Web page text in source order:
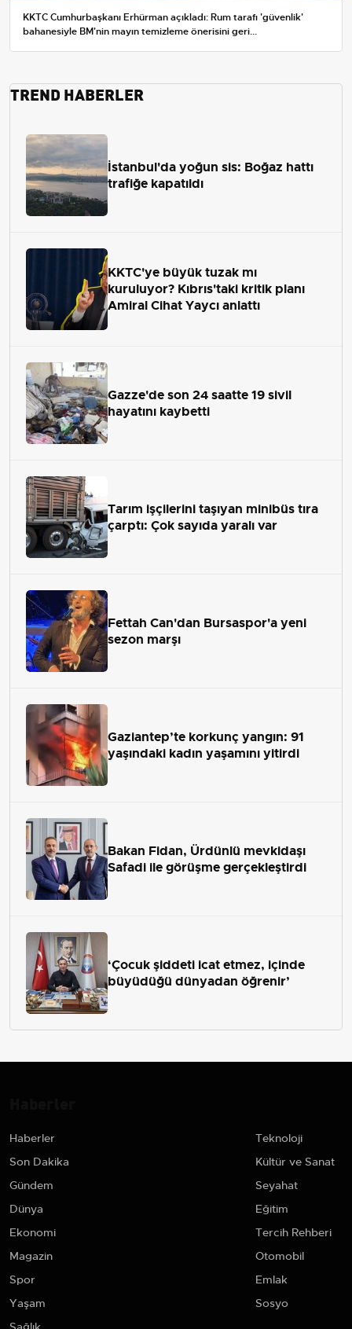
KKTC Cumhurbaşkanı Erhürman açıkladı: Rum tarafı 'güvenlik'
bahanesiyle BM'nin mayın temizleme önerisini geri...
TREND HABERLER
İstanbul'da yoğun sis: Boğaz hattı
trafiğe kapatıldı
KKTC'ye büyük tuzak mı
kuruluyor? Kıbrıs'taki kritik planı
Amiral Cihat Yaycı anlattı
Gazze'de son 24 saatte 19 sivil
hayatını kaybetti
Tarım işçilerini taşıyan minibüs tıra
çarptı: Çok sayıda yaralı var
Fettah Can'dan Bursaspor'a yeni
sezon marşı
Gaziantep’te korkunç yangın: 91
yaşındaki kadın yaşamını yitirdi
Bakan Fidan, Ürdünlü mevkidaşı
Safadi ile görüşme gerçekleştirdi
‘Çocuk şiddeti icat etmez, içinde
büyüdüğü dünyadan öğrenir’
Haberler
Son Dakika
Gündem
Dünya
Ekonomi
Magazin
Spor
Yaşam
Teknoloji
Kültür ve Sanat
Seyahat
Eğitim
Tercih Rehberi
Otomobil
Emlak
Sosyo